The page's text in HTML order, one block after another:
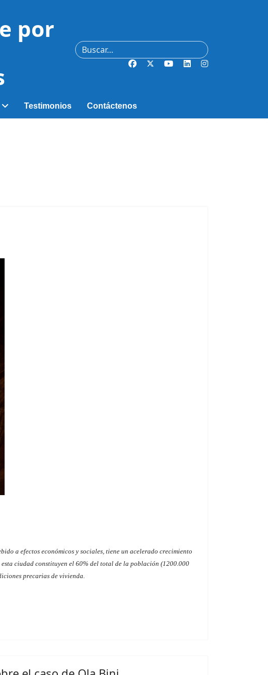
por
Buscar
Testimonios Contáctenos
a efectos económicos y sociales, tiene un acelerado crecimiento
ciudad constituyen el 60% del total de la población (1200.000
precarias de vivienda.